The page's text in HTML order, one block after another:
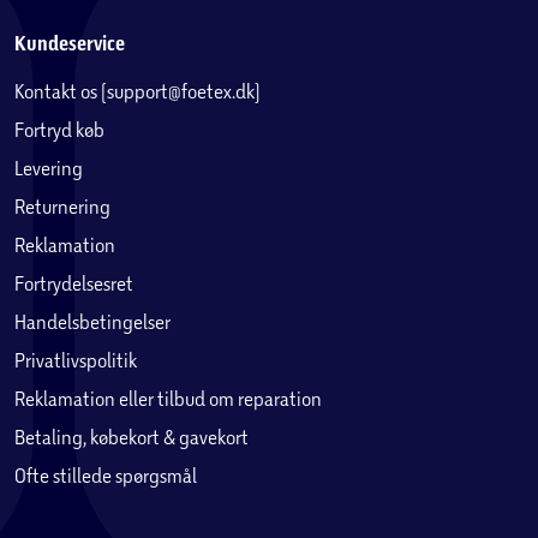
hylder, ophæng til planter, jordankre, og drypvandingskit
Vigtigt:Sørg for at installere drivhuset på en flad og plan
overflade med et solidt fundament.
Mål og fakta
Dobbeltdør: B: 118 cm x H: 171 cm
Udvendige mål H: 219 x B: 244 x D 367 cm
Indvendige mål: H. 211 x B: 236 x D 359 cm
Samlet bruttovægt: 85 kg.
Kundeservice
Kontakt os (support@foetex.dk)
Fortryd køb
Levering
Returnering
Reklamation
Fortrydelsesret
Handelsbetingelser
Privatlivspolitik
Reklamation eller tilbud om reparation
Betaling, købekort & gavekort
Ofte stillede spørgsmål